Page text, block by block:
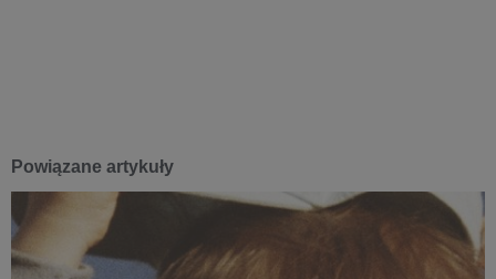
Powiązane artykuły